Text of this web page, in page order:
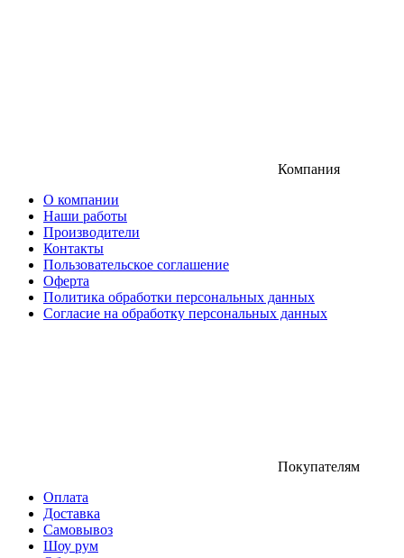
Компания
О компании
Наши работы
Производители
Контакты
Пользовательское соглашение
Оферта
Политика обработки персональных данных
Согласие на обработку персональных данных
Покупателям
Оплата
Доставка
Самовывоз
Шоу рум